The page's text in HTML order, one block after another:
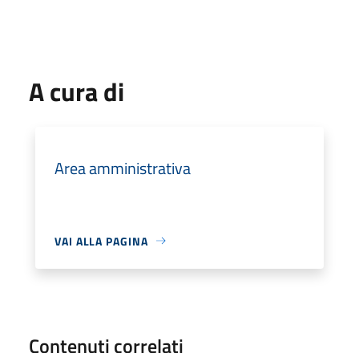
A cura di
Area amministrativa
VAI ALLA PAGINA
Contenuti correlati